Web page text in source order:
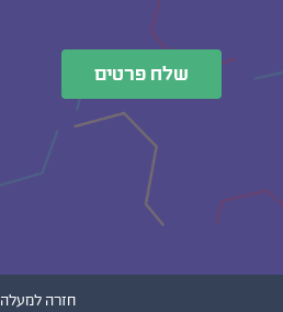
שלח פרטים
חזרה למעלה